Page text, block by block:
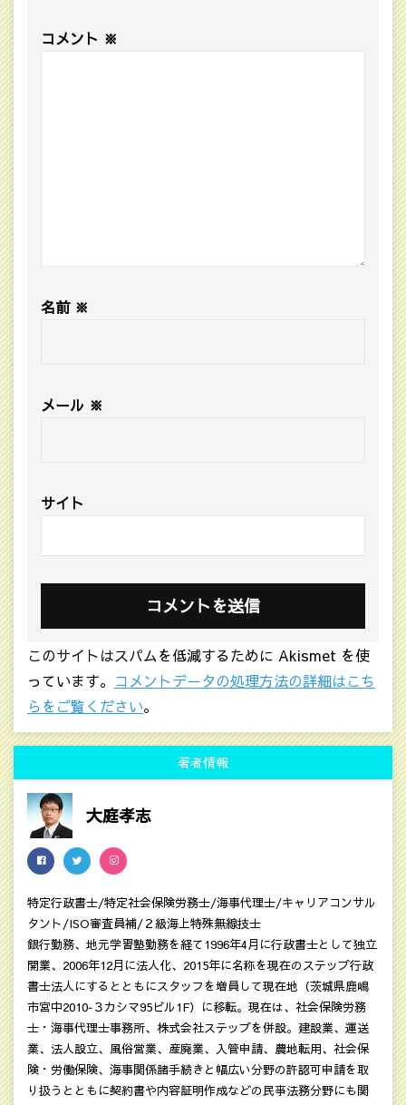
コメント ※
名前 ※
メール ※
サイト
このサイトはスパムを低減するために Akismet を使
っています。 コメントデータの処理方法の詳細はこち
らをご覧ください。
著者情報
大庭孝志
特定行政書士/特定社会保険労務士/海事代理士/キャリアコンサル
タント/ISO審査員補/２級海上特殊無線技士
銀行勤務、地元学習塾勤務を経て1996年4月に行政書士として独立
開業、2006年12月に法人化、2015年に名称を現在のステップ行政
書士法人にするとともにスタッフを増員して現在地（茨城県鹿嶋
市宮中2010‐３カシマ95ビル1F）に移転。現在は、社会保険労務
士・海事代理士事務所、株式会社ステップを併設。建設業、運送
業、法人設立、風俗営業、産廃業、入管申請、農地転用、社会保
険・労働保険、海事関係諸手続きと幅広い分野の許認可申請を取
り扱うとともに契約書や内容証明作成などの民亊法務分野にも関